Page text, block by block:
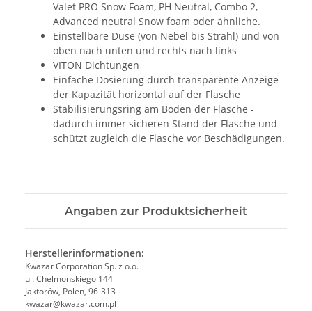
Valet PRO Snow Foam, PH Neutral, Combo 2,
Advanced neutral Snow foam oder ähnliche.
Einstellbare Düse (von Nebel bis Strahl) und von
oben nach unten und rechts nach links
VITON Dichtungen
Einfache Dosierung durch transparente Anzeige
der Kapazität horizontal auf der Flasche
Stabilisierungsring am Boden der Flasche -
dadurch immer sicheren Stand der Flasche und
schützt zugleich die Flasche vor Beschädigungen.
Angaben zur Produktsicherheit
Herstellerinformationen:
Kwazar Corporation Sp. z o.o.
ul. Chelmonskiego 144
Jaktorów, Polen, 96-313
kwazar@kwazar.com.pl